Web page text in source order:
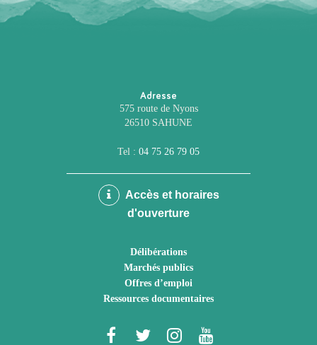
Adresse
575 route de Nyons
26510 SAHUNE
Tel : 04 75 26 79 05
Accès et horaires
d'ouverture
Délibérations
Marchés publics
Offres d’emploi
Ressources documentaires
Lien
Lien
Lien